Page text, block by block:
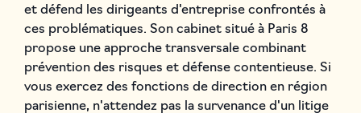
et défend les dirigeants d'entreprise confrontés à
ces problématiques. Son cabinet situé à Paris 8
propose une approche transversale combinant
prévention des risques et défense contentieuse. Si
vous exercez des fonctions de direction en région
parisienne, n'attendez pas la survenance d'un litige